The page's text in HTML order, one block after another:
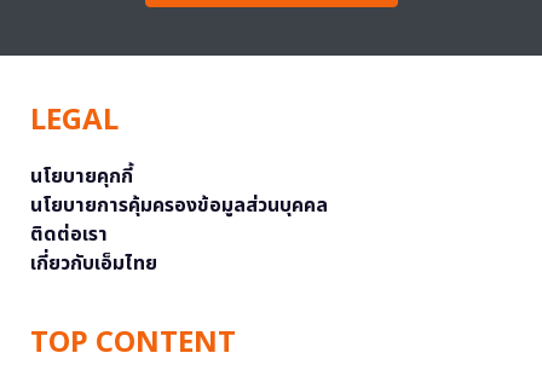
LEGAL
นโยบายคุกกี้
นโยบายการคุ้มครองข้อมูลส่วนบุคคล
ติดต่อเรา
เกี่ยวกับเอ็มไทย
TOP CONTENT